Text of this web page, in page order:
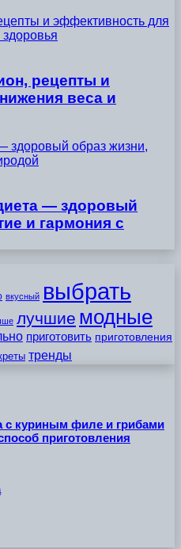
и эффективность для
рецепты и
веса и
здоровый образ жизни,
— здоровый
и гармония с
вкусный выбрать
лучшие модные
приготовить приготовления
тренды
с куриным филе и грибами
приготовления